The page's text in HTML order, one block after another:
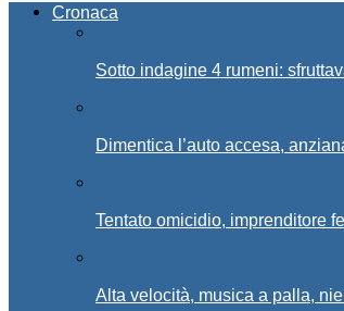
Cronaca
Sotto indagine 4 rumeni:
Dimentica l’auto accesa,
Tentato omicidio, imprenditore
Alta velocità, musica a palla,